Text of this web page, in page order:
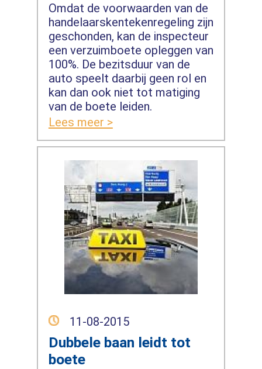
Omdat de voorwaarden van de
handelaarskentekenregeling zijn
geschonden, kan de inspecteur
een verzuimboete opleggen van
100%. De bezitsduur van de
auto speelt daarbij geen rol en
kan dan ook niet tot matiging
van de boete leiden.
Lees meer >
11-08-2015
Dubbele baan leidt tot
boete